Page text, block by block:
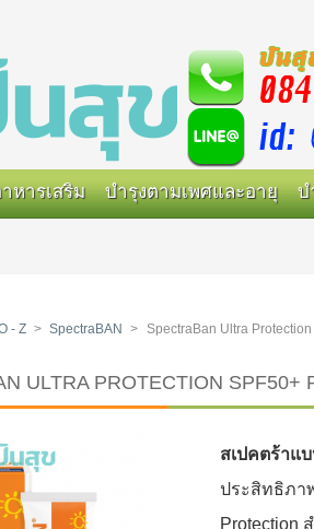
หารเสริม บำรุงตามเพศและอายุ บ
- Z > SpectraBAN > SpectraBan Ultra
ULTRA PROTECTION
สเปคตร้าแ
ประสิทธิภา
Protection